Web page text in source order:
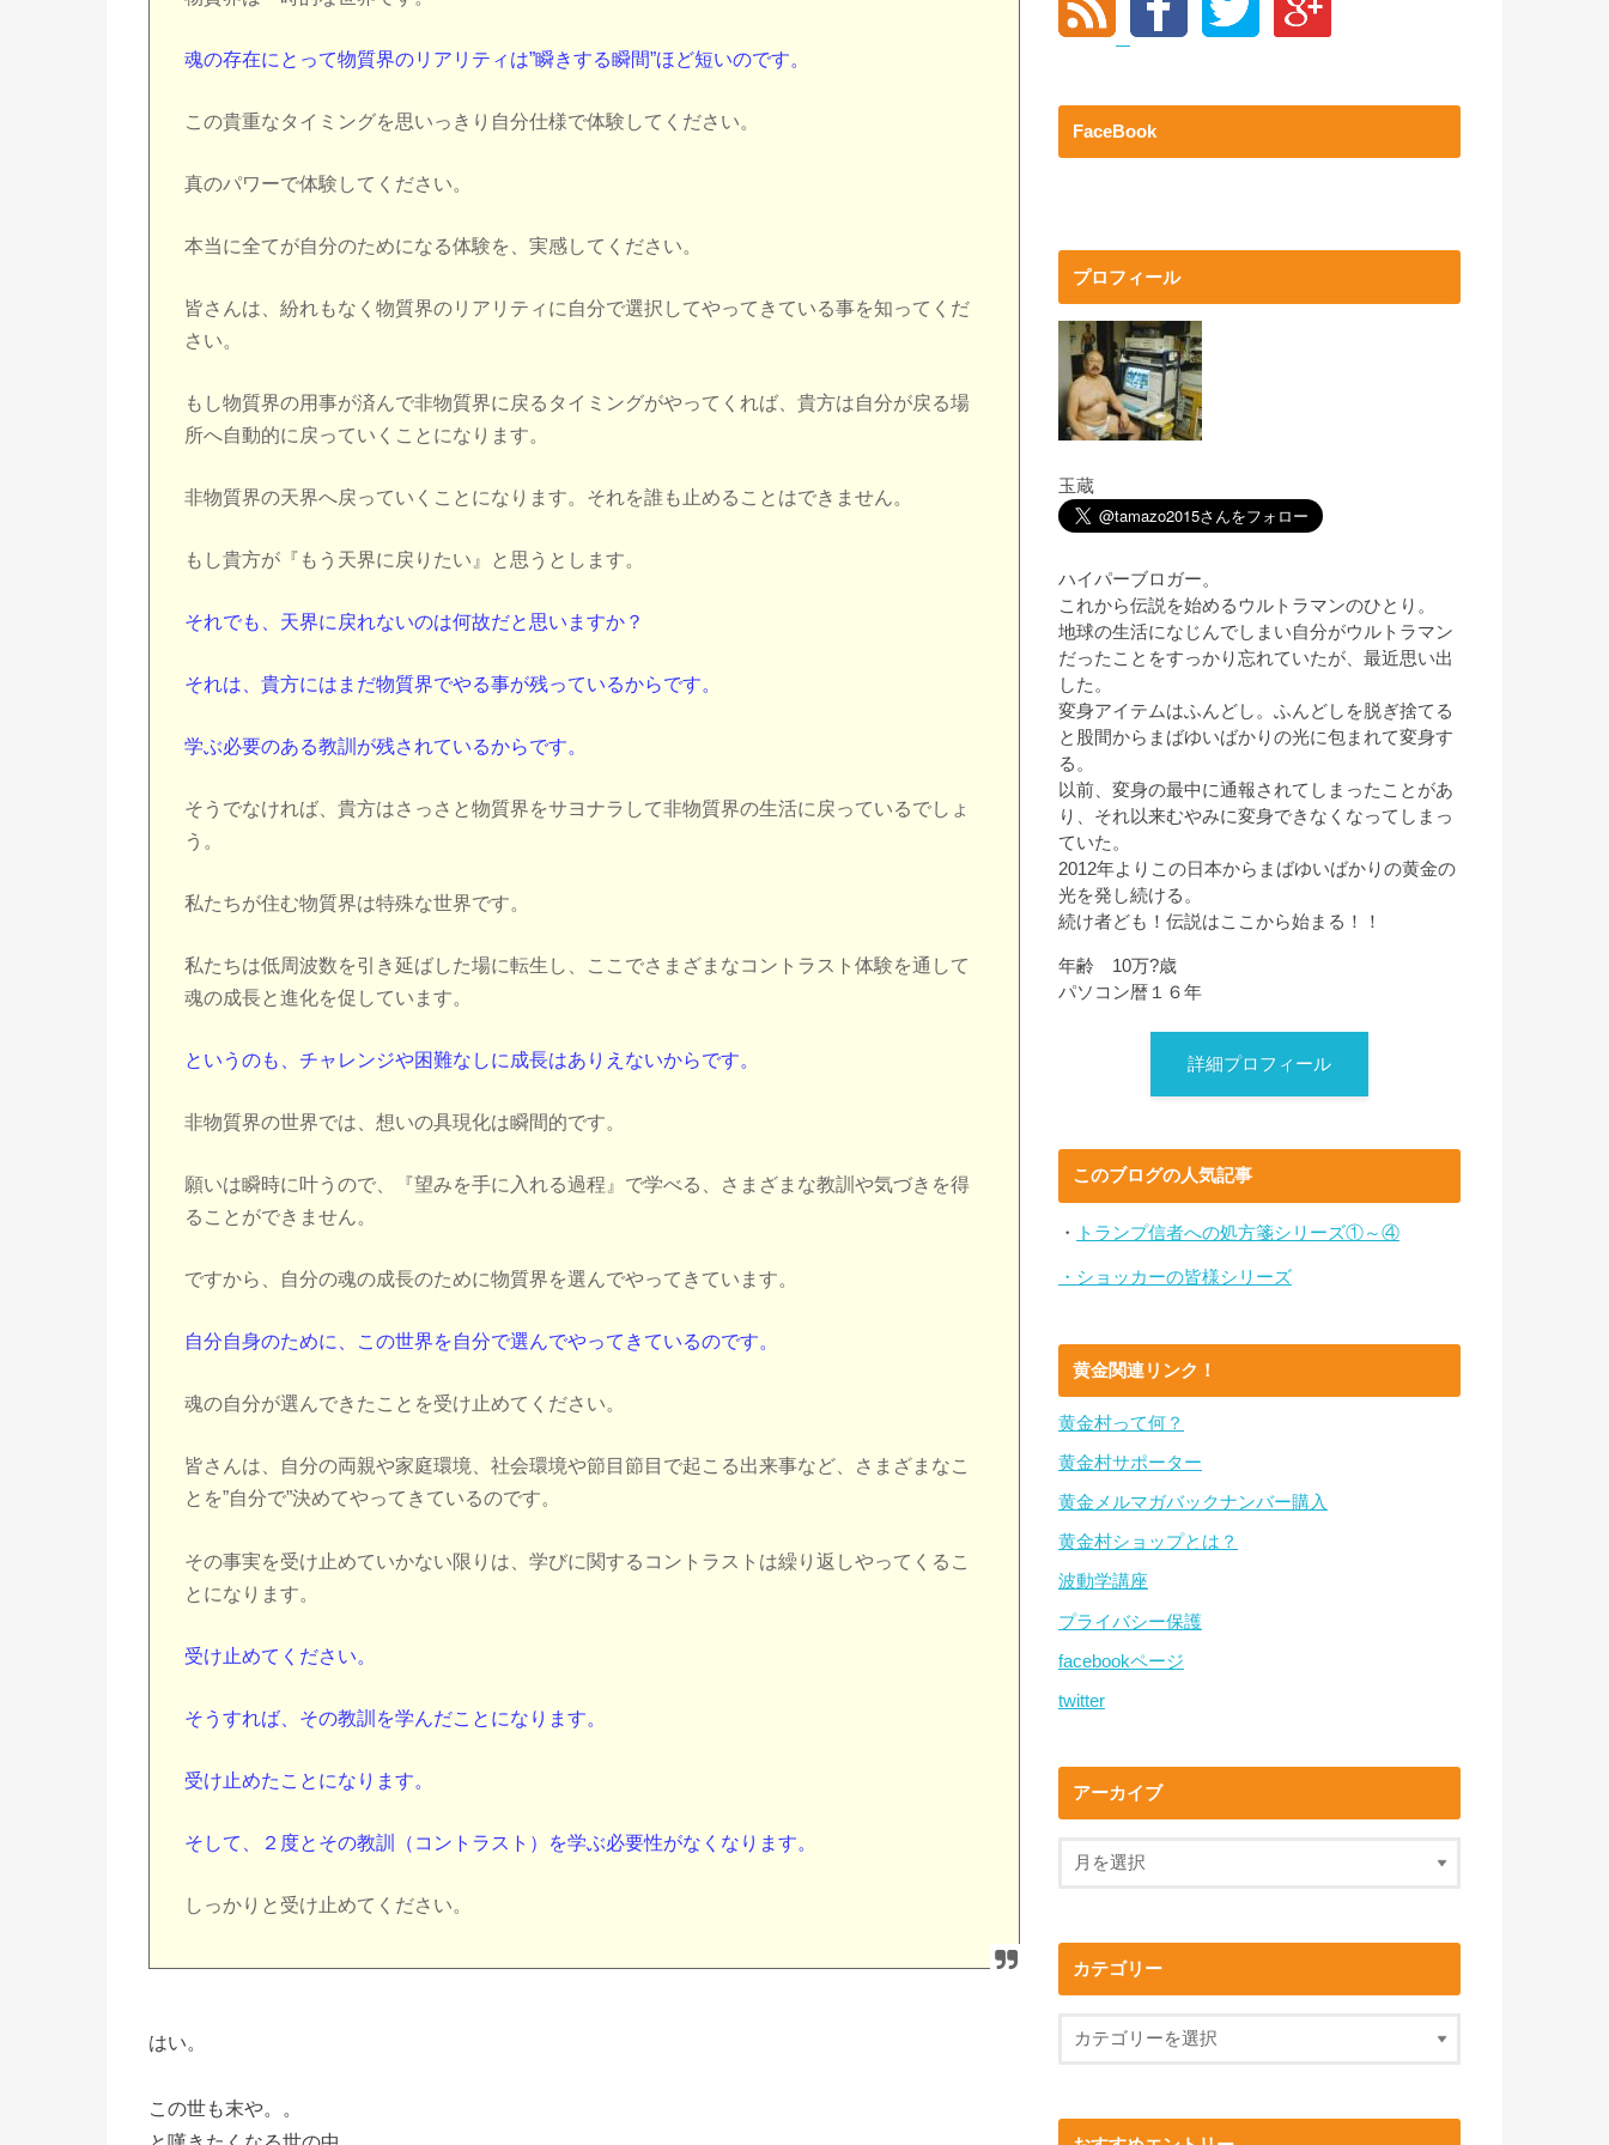
魂の存在にとって物質界のリアリティは”瞬きする瞬間”ほど短いのです。
この貴重なタイミングを思いっきり自分仕様で体験してください。
真のパワーで体験してください。
本当に全てが自分のためになる体験を、実感してください。
皆さんは、紛れもなく物質界のリアリティに自分で選択してやってきている事を知ってくだ
さい。
もし物質界の用事が済んで非物質界に戻るタイミングがやってくれば、貴方は自分が戻る場
所へ自動的に戻っていくことになります。
非物質界の天界へ戻っていくことになります。それを誰も止めることはできません。
もし貴方が『もう天界に戻りたい』と思うとします。
それでも、天界に戻れないのは何故だと思いますか？
それは、貴方にはまだ物質界でやる事が残っているからです。
学ぶ必要のある教訓が残されているからです。
そうでなければ、貴方はさっさと物質界をサヨナラして非物質界の生活に戻っているでしょ
う。
私たちが住む物質界は特殊な世界です。
私たちは低周波数を引き延ばした場に転生し、ここでさまざまなコントラスト体験を通して
魂の成長と進化を促しています。
というのも、チャレンジや困難なしに成長はありえないからです。
非物質界の世界では、想いの具現化は瞬間的です。
願いは瞬時に叶うので、『望みを手に入れる過程』で学べる、さまざまな教訓や気づきを得
ることができません。
ですから、自分の魂の成長のために物質界を選んでやってきています。
自分自身のために、この世界を自分で選んでやってきているのです。
魂の自分が選んできたことを受け止めてください。
皆さんは、自分の両親や家庭環境、社会環境や節目節目で起こる出来事など、さまざまなこ
とを”自分で”決めてやってきているのです。
その事実を受け止めていかない限りは、学びに関するコントラストは繰り返しやってくるこ
とになります。
受け止めてください。
そうすれば、その教訓を学んだことになります。
受け止めたことになります。
そして、２度とその教訓（コントラスト）を学ぶ必要性がなくなります。
しっかりと受け止めてください。
はい。
この世も末や。。
FaceBook
プロフィール
玉蔵
ハイパーブロガー。
これから伝説を始めるウルトラマンのひとり。
地球の生活になじんでしまい自分がウルトラマン
だったことをすっかり忘れていたが、最近思い出
した。
変身アイテムはふんどし。ふんどしを脱ぎ捨てる
と股間からまばゆいばかりの光に包まれて変身す
る。
以前、変身の最中に通報されてしまったことがあ
り、それ以来むやみに変身できなくなってしまっ
ていた。
2012年よりこの日本からまばゆいばかりの黄金の
光を発し続ける。
続け者ども！伝説はここから始まる！！
年齢 10万?歳
パソコン暦１６年
詳細プロフィール
このブログの人気記事
・ トランプ信者への処方箋シリーズ①～④
・ショッカーの皆様シリーズ
黄金関連リンク！
黄金村って何？
黄金村サポーター
黄金メルマガバックナンバー購入
黄金村ショップとは？
波動学講座
プライバシー保護
facebookページ
twitter
アーカイブ
カテゴリー